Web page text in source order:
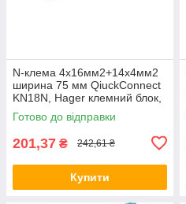
N-клема 4x16мм2+14x4мм2
ширина 75 мм QiuckConnect
KN18N, Hager клемний блок,
для щита Хагер, боксу, шафи
Готово до відправки
201,37 ₴ 242,61 ₴
Купити